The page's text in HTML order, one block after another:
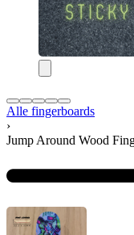
Alle fingerboards
›
Jump Around Wood
navigation
Previous
product: